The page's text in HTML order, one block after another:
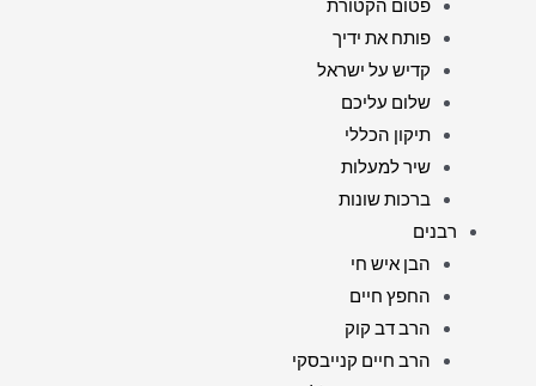
פטום הקטורת
פותח את ידיך
קדיש על ישראל
שלום עליכם
תיקון הכללי
שיר למעלות
ברכות שונות
רבנים
הבן איש חי
החפץ חיים
הרב דב קוק
הרב חיים קנייבסקי